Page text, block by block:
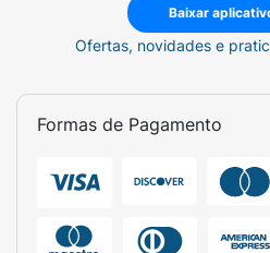
Baixar
Ofertas, novidades e
Formas de Pagamento